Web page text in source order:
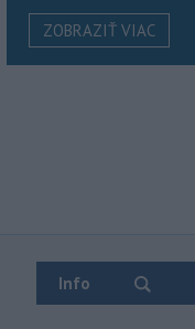
ZOBRAZIŤ VIAC
Info